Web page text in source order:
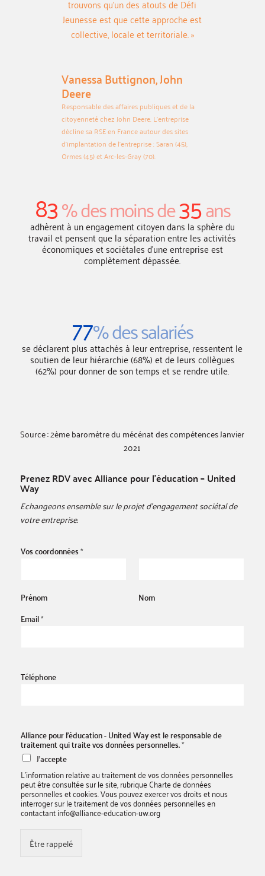
trouvons qu’un des atouts de Défi
Jeunesse est que cette approche est
collective, locale et territoriale. »
Vanessa Buttignon, John
Deere
Responsable des affaires publiques et de la
citoyenneté chez John Deere. L’entreprise
décline sa RSE en France autour des sites
d’implantation de l’entreprise : Saran (45),
Ormes (45) et Arc-les-Gray (70).
83% des moins de35ans
adhèrent à un engagement citoyen dans la sphère du
travail et pensent que la séparation entre les activités
économiques et sociétales d’une entreprise est
complètement dépassée.
77% des salariés
se déclarent plus attachés à leur entreprise, ressentent le
soutien de leur hiérarchie (68%) et de leurs collègues
(62%) pour donner de son temps et se rendre utile.
Source : 2èmebaromètre du mécénat des compétences Janvier
2021
Prenez RDV avec Alliance pour l’éducation – United
Way
Echangeons ensemble sur le projet d’engagement sociétal de
votre entreprise.
Vos coordonnées*
Prénom
Nom
Email*
Téléphone
Alliance pour l’éducation - United Way est le responsable de
traitement qui traite vos données personnelles.*
J'accepte
L'information relative au traitement de vos données personnelles
peut être consultée sur le site, rubrique Charte de données
personnelles et cookies. Vous pouvez exercer vos droits et nous
interroger sur le traitement de vos données personnelles en
contactant info@alliance-education-uw.org
Être rappelé